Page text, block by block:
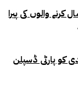
کرنے والوں کی پیرا
کو پارٹی ڈسپلن